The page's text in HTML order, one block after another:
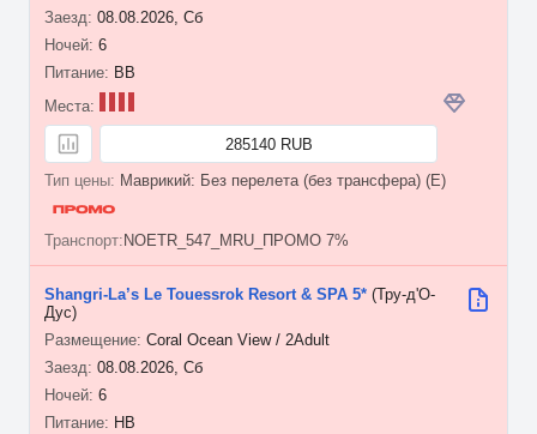
08.08.2026, Сб
6
BB
285140 RUB
Маврикий: Без перелета (без трансфера) (E)
NOETR_547_MRU_ПРОМО 7%
08.08.2026, Сб
6
Shangri-La’s Le Touessrok Resort & SPA 5* (Тру-д'О-
Дус)
Coral Ocean View / 2Adult
HB